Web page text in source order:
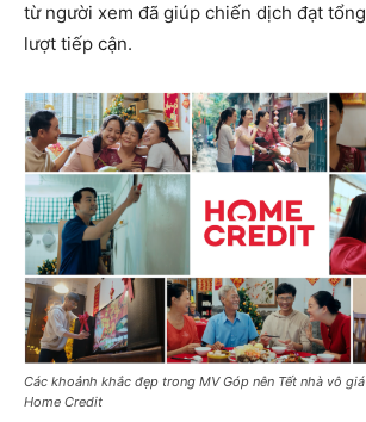
từ người xem đã giúp chiến dịch đạt
lượt tiếp cận.
Các khoảnh khắc đẹp trong MV Góp nên Tết nhà vô
Home Credit